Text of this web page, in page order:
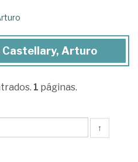
Castellary, Arturo
1 páginas.
↑